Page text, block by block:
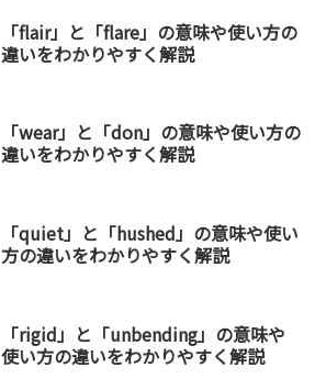
「flair」と「flare」の意味や使い方の
違いをわかりやすく解説
「wear」と「don」の意味や使い方の
違いをわかりやすく解説
「quiet」と「hushed」の意味や使い
方の違いをわかりやすく解説
「rigid」と「unbending」の意味や
使い方の違いをわかりやすく解説